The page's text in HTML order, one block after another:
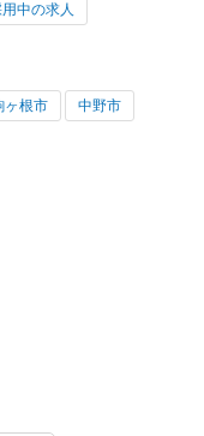
中の求人
ヶ根市 中野市